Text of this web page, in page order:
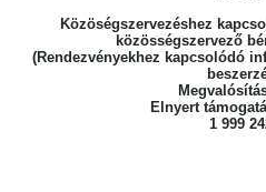
Közöségszervezéshez
közösségszervező
(Rendezvényekhez kapcsolódó
Elnyert
1 999